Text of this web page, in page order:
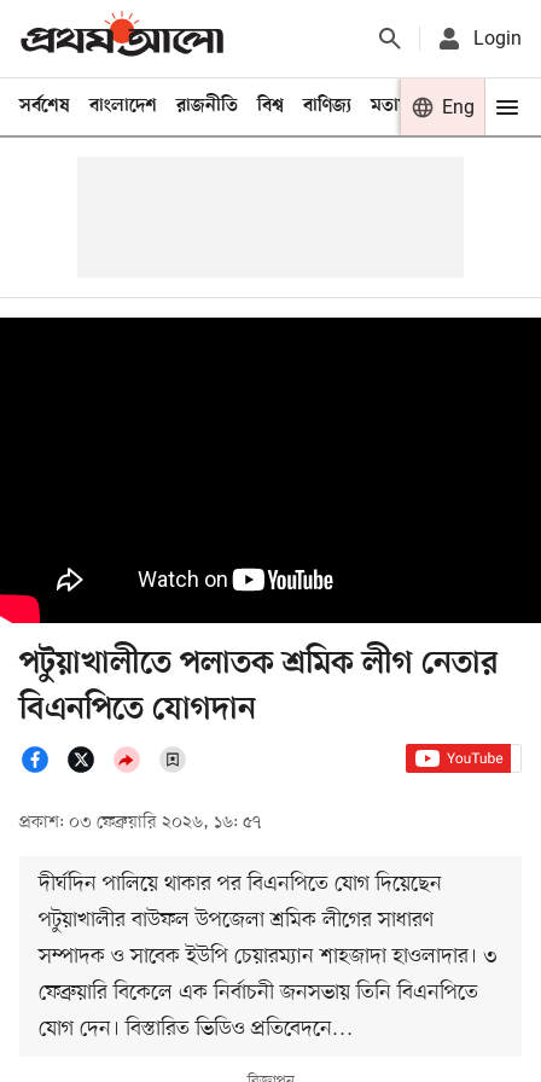
Login
সর্বশেষ বাংলাদেশ রাজনীতি বিশ্ব বাণিজ্য মতামত খেলা
Eng
পটুয়াখালীতে পলাতক শ্রমিক লীগ নেতার
বিএনপিতে যোগদান
প্রকাশ: ০৩ ফেব্রুয়ারি ২০২৬, ১৬: ৫৭
দীর্ঘদিন পালিয়ে থাকার পর বিএনপিতে যোগ দিয়েছেন
পটুয়াখালীর বাউফল উপজেলা শ্রমিক লীগের সাধারণ
সম্পাদক ও সাবেক ইউপি চেয়ারম্যান শাহজাদা হাওলাদার। ৩
ফেব্রুয়ারি বিকেলে এক নির্বাচনী জনসভায় তিনি বিএনপিতে
যোগ দেন। বিস্তারিত ভিডিও প্রতিবেদনে…